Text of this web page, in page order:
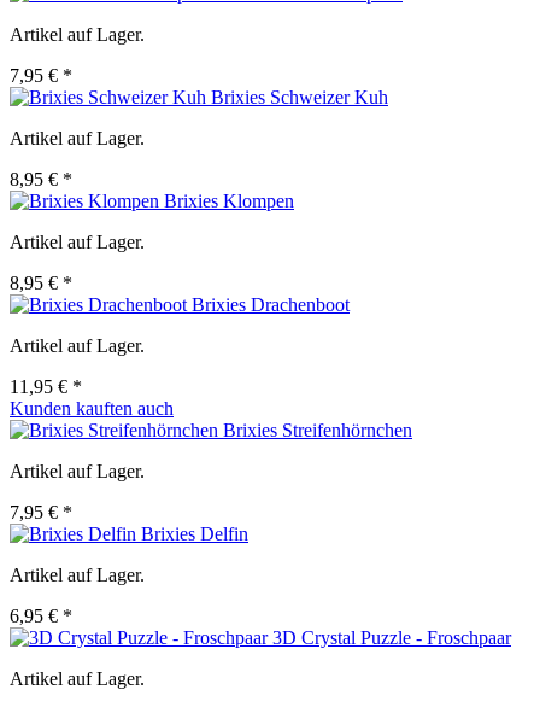
Artikel auf Lager.
7,95 € *
Brixies Schweizer Kuh
Artikel auf Lager.
8,95 € *
Brixies Klompen
Artikel auf Lager.
8,95 € *
Brixies Drachenboot
Artikel auf Lager.
11,95 € *
Kunden kauften auch
Brixies Streifenhörnchen
Artikel auf Lager.
7,95 € *
Brixies Delfin
Artikel auf Lager.
6,95 € *
3D Crystal Puzzle - Froschpaar
Artikel auf Lager.